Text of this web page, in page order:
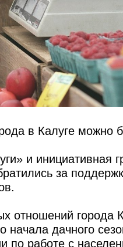
в Калуге можно
и инициативная
за
отношений города
начала дачного
работе с